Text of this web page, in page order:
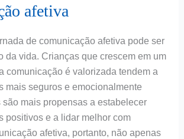
afetiva
de comunicação afetiva pode ser
da vida. Crianças que crescem em um
comunicação é valorizada tendem a
mais seguros e emocionalmente
mais propensas a estabelecer
positivos e a lidar melhor com
afetiva, portanto, não apenas